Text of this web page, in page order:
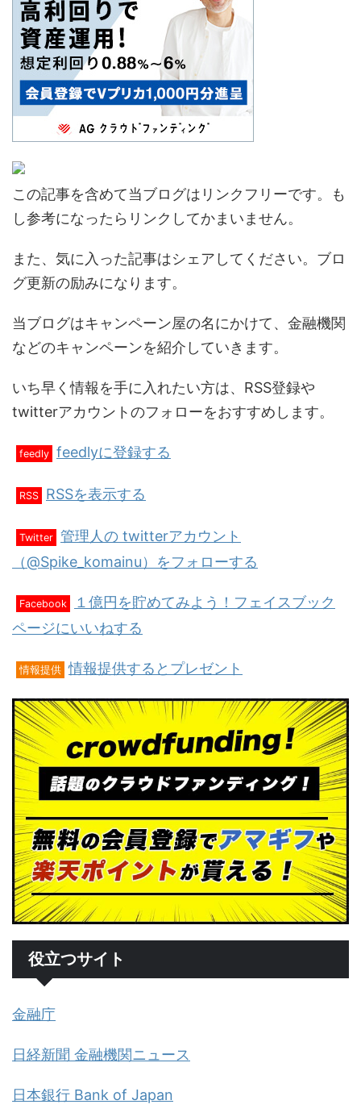
この記事を含めて当ブログはリンクフリーです。も
し参考になったらリンクしてかまいません。
また、気に入った記事はシェアしてください。ブロ
グ更新の励みになります。
当ブログはキャンペーン屋の名にかけて、金融機関
などのキャンペーンを紹介していきます。
いち早く情報を手に入れたい方は、RSS登録や
twitterアカウントのフォローをおすすめします。
feedly feedlyに登録する
RSS RSSを表示する
Twitter 管理人の twitterアカウント
（@Spike_komainu）をフォローする
Facebook
１億円を貯めてみよう！フェイスブック
ページにいいねする
情報提供 情報提供するとプレゼント
役立つサイト
金融庁
日経新聞 金融機関ニュース
日本銀行 Bank of Japan